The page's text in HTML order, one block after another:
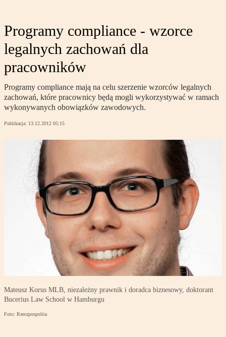
Programy compliance - wzorce
legalnych zachowań dla
pracowników
Programy compliance mają na celu szerzenie wzorców legalnych
zachowań, które pracownicy będą mogli wykorzystywać w ramach
wykonywanych obowiązków zawodowych.
Publikacja: 13.12.2012 05:15
Mateusz Korus MLB, niezależny prawnik i doradca biznesowy, doktorant
Bucerius Law School w Hamburgu
Foto: Rzeczpospolita